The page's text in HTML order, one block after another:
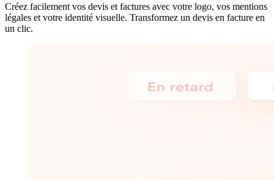
Créez facilement vos devis et factures avec votre logo, vos mentions
légales et votre identité visuelle. Transformez un devis en facture en
un clic.